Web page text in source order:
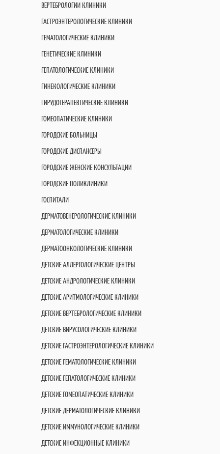
ВЕРТЕБРОЛОГИИ КЛИНИКИ
ГАСТРОЭНТЕРОЛОГИЧЕСКИЕ КЛИНИКИ
ГЕМАТОЛОГИЧЕСКИЕ КЛИНИКИ
ГЕНЕТИЧЕСКИЕ КЛИНИКИ
ГЕПАТОЛОГИЧЕСКИЕ КЛИНИКИ
ГИНЕКОЛОГИЧЕСКИЕ КЛИНИКИ
ГИРУДОТЕРАПЕВТИЧЕСКИЕ КЛИНИКИ
ГОМЕОПАТИЧЕСКИЕ КЛИНИКИ
ГОРОДСКИЕ БОЛЬНИЦЫ
ГОРОДСКИЕ ДИСПАНСЕРЫ
ГОРОДСКИЕ ЖЕНСКИЕ КОНСУЛЬТАЦИИ
ГОРОДСКИЕ ПОЛИКЛИНИКИ
ГОСПИТАЛИ
ДЕРМАТОВЕНЕРОЛОГИЧЕСКИЕ КЛИНИКИ
ДЕРМАТОЛОГИЧЕСКИЕ КЛИНИКИ
ДЕРМАТООНКОЛОГИЧЕСКИЕ КЛИНИКИ
ДЕТСКИЕ АЛЛЕРГОЛОГИЧЕСКИЕ ЦЕНТРЫ
ДЕТСКИЕ АНДРОЛОГИЧЕСКИЕ КЛИНИКИ
ДЕТСКИЕ АРИТМОЛОГИЧЕСКИЕ КЛИНИКИ
ДЕТСКИЕ ВЕРТЕБРОЛОГИЧЕСКИЕ КЛИНИКИ
ДЕТСКИЕ ВИРУСОЛОГИЧЕСКИЕ КЛИНИКИ
ДЕТСКИЕ ГАСТРОЭНТЕРОЛОГИЧЕСКИЕ КЛИНИКИ
ДЕТСКИЕ ГЕМАТОЛОГИЧЕСКИЕ КЛИНИКИ
ДЕТСКИЕ ГЕПАТОЛОГИЧЕСКИЕ КЛИНИКИ
ДЕТСКИЕ ГОМЕОПАТИЧЕСКИЕ КЛИНИКИ
ДЕТСКИЕ ДЕРМАТОЛОГИЧЕСКИЕ КЛИНИКИ
ДЕТСКИЕ ИММУНОЛОГИЧЕСКИЕ КЛИНИКИ
ДЕТСКИЕ ИНФЕКЦИОННЫЕ КЛИНИКИ